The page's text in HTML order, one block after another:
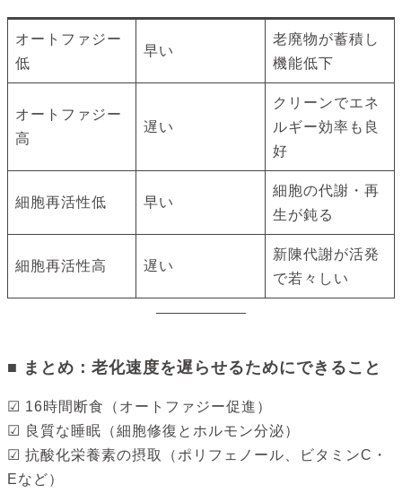
オートファジー
低
早い
老廃物が蓄積し
機能低下
オートファジー
高
遅い
クリーンでエネ
ルギー効率も良
好
細胞再活性低 早い
細胞の代謝・再
生が鈍る
細胞再活性高 遅い
新陳代謝が活発
で若々しい
■ まとめ：老化速度を遅らせるためにできること
☑ 16時間断食（オートファジー促進）
☑ 良質な睡眠（細胞修復とホルモン分泌）
☑ 抗酸化栄養素の摂取（ポリフェノール、ビタミンC・
Eなど）